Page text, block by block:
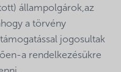
állampolgárok,az
a törvény
jogosultak
a rendelkezésükre